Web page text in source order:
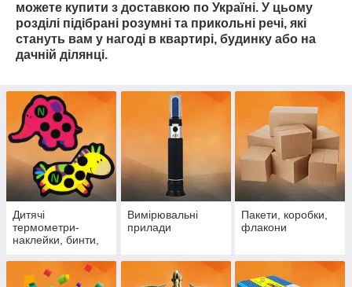
можете купити з доставкою по Україні. У цьому
розділі підібрані розумні та прикольні речі, які
стануть вам у нагоді в квартирі, будинку або на
дачній ділянці.
Дитячі
термометри-
наклейки, бинти,
Вимірювальні
прилади
Пакети, коробки,
флакони